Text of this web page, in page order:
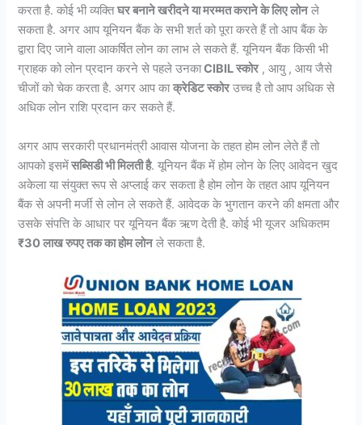
करता है. कोई भी व्यक्तिघर बनाने खरीदने या मरम्मत कराने के लिए लोनले
सकता है. अगर आप यूनियन बैंक के सभी शर्त को पूरा करते हैं तो आप बैंक के
द्वारा दिए जाने वाला आकर्षित लोन का लाभ ले सकते हैं. यूनियन बैंक किसी भी
ग्राहक को लोन प्रदान करने से पहले उनकाCIBIL स्कोर, आयु , आय जैसे
चीजों को चेक करता है. अगर आप काक्रेडिट स्कोरउच्च है तो आप अधिक से
अधिक लोन राशि प्रदान कर सकते हैं.
अगर आप सरकारी प्रधानमंत्री आवास योजना के तहत होम लोन लेते हैं तो
आपको इसमेंसब्सिडी भी मिलती है. यूनियन बैंक में होम लोन के लिए आवेदन खुद
अकेला या संयुक्त रूप से अप्लाई कर सकता है होम लोन के तहत आप यूनियन
बैंक से अपनी मर्जी से लोन ले सकते हैं. आवेदक के भुगतान करने की क्षमता और
उसके संपत्ति के आधार पर यूनियन बैंक ऋण देती है. कोई भी यूजर अधिकतम
₹30 लाख रुपए तक का होम लोनले सकता है.